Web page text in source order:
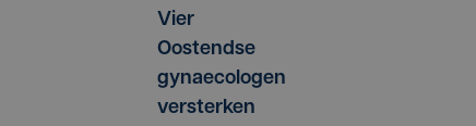
Vier
Oostendse
gynaecologen
versterken